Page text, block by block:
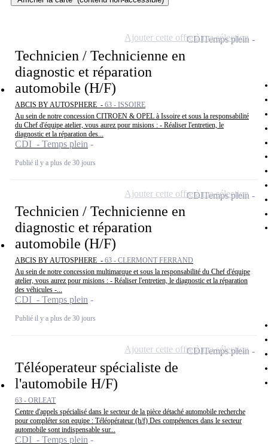
Technicien / Technicienne en
diagnostic et réparation
automobile (H/F)
ABCIS BY AUTOSPHERE - 63 - ISSOIRE
Au sein de notre concession CITROEN & OPEL à Issoire et sous la responsabilité
du Chef d'équipe atelier, vous aurez pour misions : - Réaliser l'entretien, le
diagnostic et la réparation des...
CDI - Temps plein
Publié il y a plus de 30 jours
CDITemps plein
Ajouter cette offre à ma sélection
Technicien / Technicienne en
diagnostic et réparation
automobile (H/F)
ABCIS BY AUTOSPHERE - 63 - CLERMONT FERRAND
Au sein de notre concession multimarque et sous la responsabilité du Chef d'équipe
atelier, vous aurez pour misions : - Réaliser l'entretien, le diagnostic et la réparation
des véhicules -...
CDI - Temps plein
Publié il y a plus de 30 jours
CDITemps plein
Ajouter cette offre à ma sélection
Téléoperateur spécialiste de
l'automobile H/F)
63 - ORLEAT
Centre d'appels spécialisé dans le secteur de la pièce détaché automobile recherche
pour compléter son equipe : Téléopérateur (h/f) Des compétences dans le secteur
automobile sont indispensable sur...
CDI - Temps plein
CDITemps plein
Ajouter cette offre à ma sélection